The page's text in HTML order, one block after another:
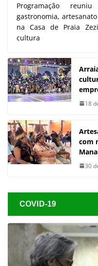
Programação
gastronomia,
na Casa de Praia
cultura
18
com
30
COVID-19